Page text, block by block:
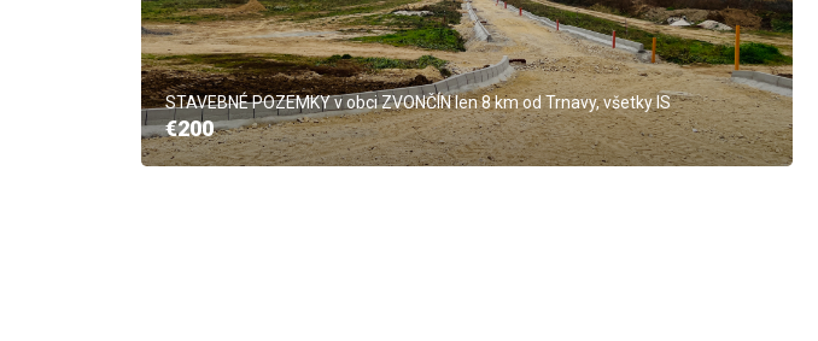
STAVEBNÉ POZEMKY v obci ZVONČÍN len 8 km od Trnavy, všetky IS
€200